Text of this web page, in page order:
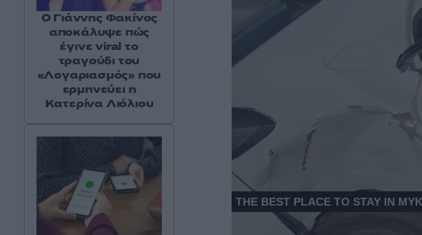
Ο Γιάννης Φακίνος
αποκάλυψε πώς
έγινε viral το
τραγούδι του
«Λογαριασμός» που
ερμηνεύει η
Κατερίνα Λιόλιου